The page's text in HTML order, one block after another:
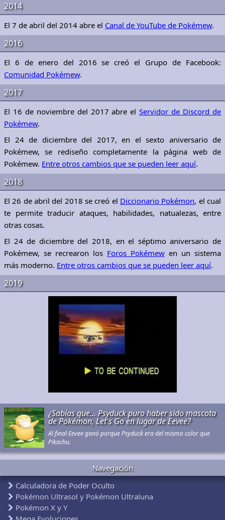
2014
El 7 de abril del 2014 abre el Canal de YouTube de Pokémew.
2016
El 6 de enero del 2016 se creó el Grupo de Facebook:
Comunidad Pokémew.
2017
El 16 de noviembre del 2017 abre elServidor de Discord de
Pokémew.
El 24 de diciembre del 2017, en el sexto aniversario de
Pokémew, se rediseño completamente la página web de
Pokémew. Entre otros cambios que se pueden leer aquí.
2018
El 26 de abril del 2018 se creó el Diccionario Pokémon, el cual
te permite traducir ataques, habilidades, natualezas, entre
otras cosas.
El 24 de diciembre del 2018, en el séptimo aniversario de
Pokémew, se recrearon los Foros Pokémew en un sistema
más moderno. Entre otros cambios que se pueden leer aquí.
2019
¿Sabías que... Psyduck puro haber sido mascota
de Pokémon, Let's Go en lugar de Eevee?
Al final Eevee ganó porque Psyduck era del mismo color que
Pikachu.
Navegación
Calculadora de Poder Oculto
Pokémon Ultrasol y Pokémon Ultraluna
Pokémon X y Y